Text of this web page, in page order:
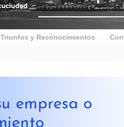
Triunfos y Reconocimientos